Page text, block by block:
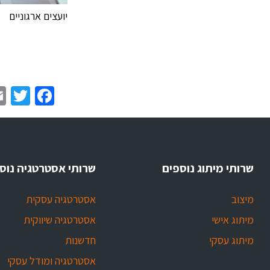
יועצים ארגוניים
שרותי מיתוג נוספים
מיצוב
מיתוג אישי
מיתוג עסקי
שרותי אסטרטגיה
אסטרטגיה עסקית
אסטרטגיה שיווקית
חדשנות
אסטרטגיה ומודל עסקי